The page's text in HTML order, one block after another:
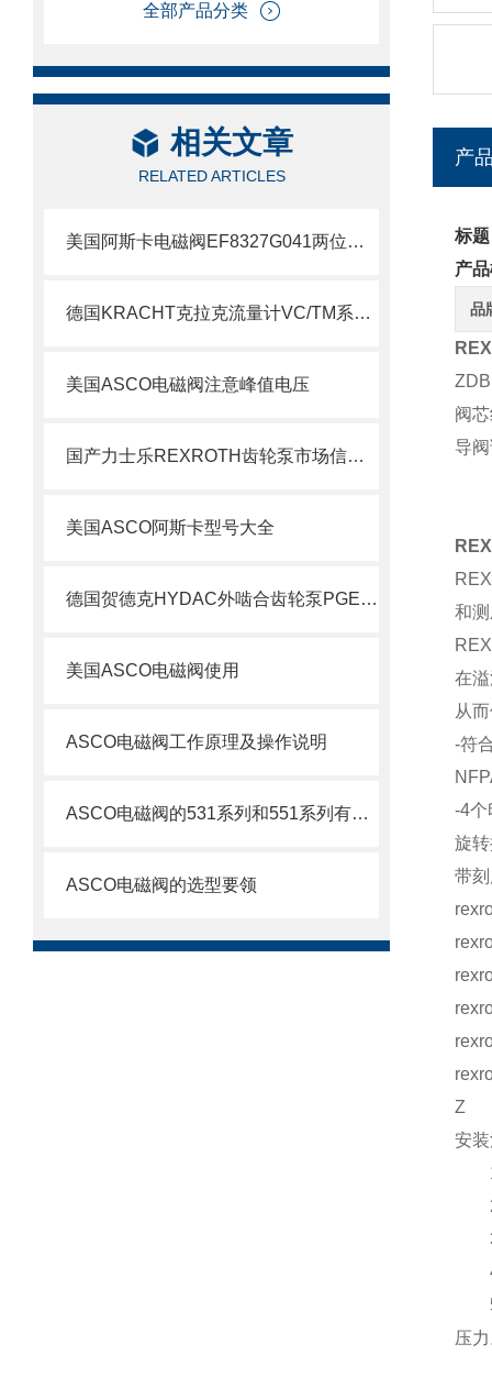
全部产品分类
相关文章
RELATED ARTICLES
美国阿斯卡电磁阀EF8327G041两位四通技术
德国KRACHT克拉克流量计VC/TM系列说明
美国ASCO电磁阀注意峰值电压
国产力士乐REXROTH齿轮泵市场信息了解
美国ASCO阿斯卡型号大全
德国贺德克HYDAC外啮合齿轮泵PGE100系列科普
美国ASCO电磁阀使用
ASCO电磁阀工作原理及操作说明
ASCO电磁阀的531系列和551系列有什么差别
ASCO电磁阀的选型要领
产
标
产
品
阀
导
和
在
从
-符
-4个
旋
带
Z
安
1.
2.
3.
4.
5.
压